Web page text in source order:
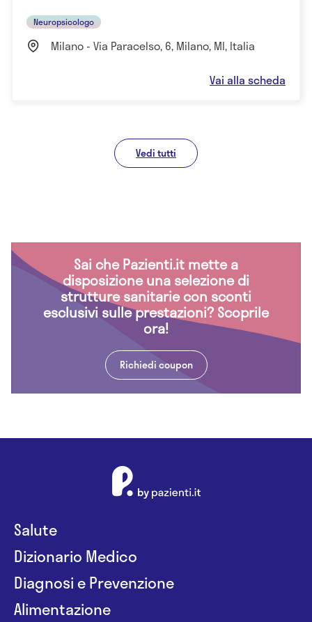
Neuropsicologo
Milano - Via Paracelso, 6, Milano, MI, Italia
Vai alla scheda
Vedi tutti
Sai che Pazienti.it mette a
disposizione una selezione di
strutture sanitarie con sconti
esclusivi sulle prestazioni? Scoprile
ora!
Richiedi coupon
Salute
Dizionario Medico
Diagnosi e Prevenzione
Alimentazione